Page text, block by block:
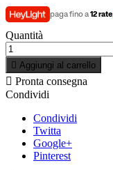
paga fino a12 rate,
Quantità
 Aggiungi al carrello
 Pronta consegna
Condividi
Condividi
Twitta
Google+
Pinterest